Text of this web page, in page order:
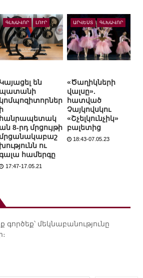
ԳԼԽԱՎՈՐ ԼՈՒՐ
Կայացել են
պատանի
կոմպոզիտորներ
ի
հանրապետակ
ան 8-րդ մրցույթի
մրցանակաբաշ
խությունն ու
համերգը
17:47-17.05.21
ԱՐՎԵՍՏ ԳԼԽԱՎՈՐ
«Ծաղիկների
վալսը».
հատված
Չայկովսկու
«Շչելկունչիկ»
բալետից
18:43-07.05.23
գործեք՝ մեկնաբանությունը